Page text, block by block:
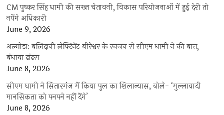
CM पुष्कर सिंह धामी की सख्त चेतावनी, विकास परियोजनाओं में हुई देरी तो
नपेंगे अधिकारी
June 9, 2026
अल्मोड़ा: बलिदानी लेफ्टिनेंट बीरेश्वर के स्वजन से सीएम धामी ने की बात,
बंधाया ढांढस
June 8, 2026
सीएम धामी ने सितारगंज में किया पुल का शिलान्यास, बोले- ‘मुल्लावादी
मानसिकता को पनपने नहीं देंगे’
June 8, 2026